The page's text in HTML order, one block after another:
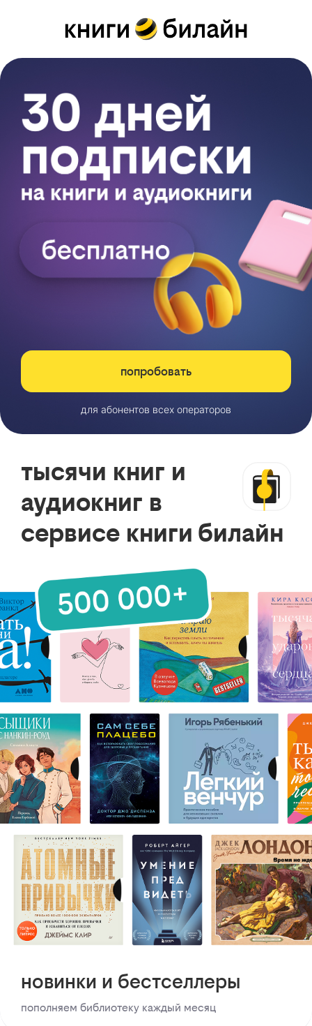
попробовать
для абонентов всех операторов
тысячи книг и
аудиокниг в
сервисе книги билайн
новинки и бестселлеры
пополняем библиотеку каждый месяц